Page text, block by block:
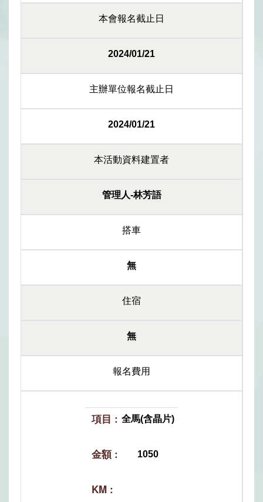
本會報名截止日
2024/01/21
主辦單位報名截止日
2024/01/21
本活動資料建置者
管理人-林芳語
搭車
無
住宿
無
報名費用
全馬(含晶片)
1050